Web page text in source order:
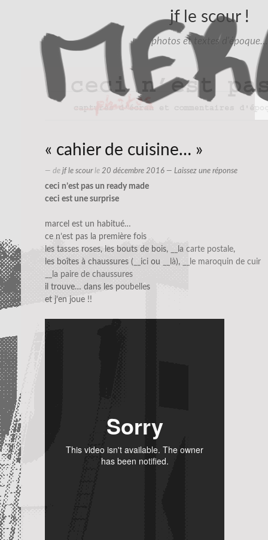
jf le scour !
photos et textes d'époque…
« cahier de cuisine… »
— de jf le scourle 20 décembre 2016 — Laissez une réponse
ceci n’est pas un ready made
ceci est une surprise
marcel est un habitué…
ce n’est pas la première fois
les tasses roses, les bouts de bois,
__la carte postale,
les boîtes à chaussures ( __ici ou __là),
__le maroquin de cuir
__la paire de chaussures
il trouve… dans les poubelles
et j’en joue !!